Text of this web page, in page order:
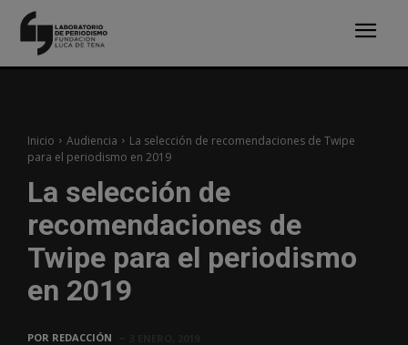
Inicio Audiencia
La selección de recomendaciones de Twipe
para el periodismo en 2019
La selección de
recomendaciones de
Twipe para el periodismo
en 2019
POR REDACCIÓN